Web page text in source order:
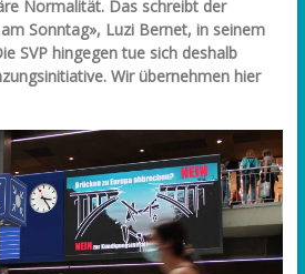
Normalität. Das schreibt der
Sonntag», Luzi Bernet, in seinem
SVP hingegen tue sich deshalb
Wir übernehmen hier